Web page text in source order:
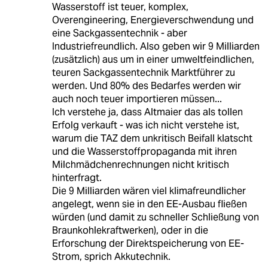
Wasserstoff ist teuer, komplex,
Overengineering, Energieverschwendung und
eine Sackgassentechnik - aber
Industriefreundlich. Also geben wir 9 Milliarden
(zusätzlich) aus um in einer umweltfeindlichen,
teuren Sackgassentechnik Marktführer zu
werden. Und 80% des Bedarfes werden wir
auch noch teuer importieren müssen...
Ich verstehe ja, dass Altmaier das als tollen
Erfolg verkauft - was ich nicht verstehe ist,
warum die TAZ dem unkritisch Beifall klatscht
und die Wasserstoffpropaganda mit ihren
Milchmädchenrechnungen nicht kritisch
hinterfragt.
Die 9 Milliarden wären viel klimafreundlicher
angelegt, wenn sie in den EE-Ausbau fließen
würden (und damit zu schneller Schließung von
Braunkohlekraftwerken), oder in die
Erforschung der Direktspeicherung von EE-
Strom, sprich Akkutechnik.